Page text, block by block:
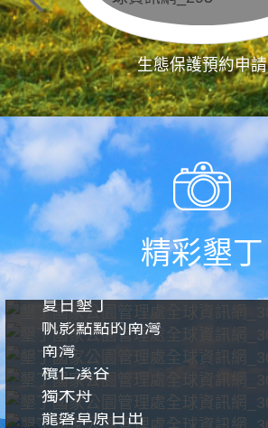
生態保護預約申請
精彩墾丁
夏日墾丁
帆影點點的南灣
南灣
欖仁溪谷
獨木舟
龍磐草原日出